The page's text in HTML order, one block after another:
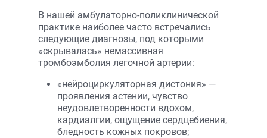
В нашей амбулаторно-поликли­нической
практике наиболее часто встречались
следующие диагнозы, под которыми
«скрывалась» немассивная
тромбоэмболия легочной артерии:
«нейроциркуляторная дистония» —
проявления астении, чувство
неудовлетворенности вдохом,
кардиалгии, ощущение сердцебиения,
бледность кожных покровов;